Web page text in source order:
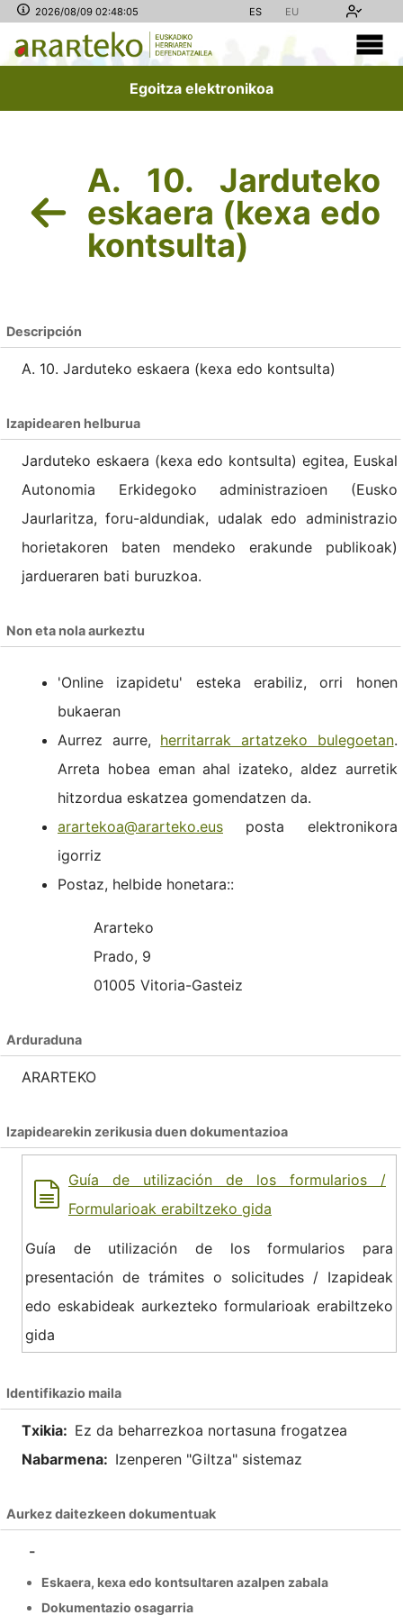
2026/08/09 02:48:05 ES EU
Egoitza elektronikoa
A. 10. Jarduteko
eskaera (kexa edo
kontsulta)
Descripción
A. 10. Jarduteko eskaera (kexa edo kontsulta)
Izapidearen helburua
Jarduteko eskaera (kexa edo kontsulta) egitea, Euskal
Autonomia Erkidegoko administrazioen (Eusko
Jaurlaritza, foru-aldundiak, udalak edo administrazio
horietakoren baten mendeko erakunde publikoak)
jardueraren bati buruzkoa.
Non eta nola aurkeztu
'Online izapidetu' esteka erabiliz, orri honen
bukaeran
Aurrez aurre, herritarrak artatzeko bulegoetan.
Arreta hobea eman ahal izateko, aldez aurretik
hitzordua eskatzea gomendatzen da.
arartekoa@ararteko.eus posta elektronikora
igorriz
Postaz, helbide honetara::
Ararteko
Prado, 9
01005 Vitoria-Gasteiz
Arduraduna
ARARTEKO
Izapidearekin zerikusia duen dokumentazioa
Guía de utilización de los formularios /
Formularioak erabiltzeko gida
Guía de utilización de los formularios para
presentación de trámites o solicitudes / Izapideak
edo eskabideak aurkezteko formularioak erabiltzeko
gida
Identifikazio maila
Txikia: Ez da beharrezkoa nortasuna frogatzea
Nabarmena: Izenperen "Giltza" sistemaz
Aurkez daitezkeen dokumentuak
-
Eskaera, kexa edo kontsultaren azalpen zabala
Dokumentazio osagarria